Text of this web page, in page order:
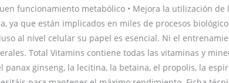
funcionamiento metabólico • Mejora la utilización de
ya que están implicados en miles de procesos
al nivel celular su papel es esencial. Ni el
Total Vitamins contiene todas las vitaminas y
ginseng, la lecitina, la betaina, el propolis, la